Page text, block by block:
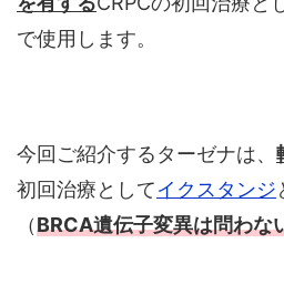
で使用します。
今回ご紹介するターゼナは、
初回治療としてイクスタンジ
（BRCA遺伝子変異は問わな